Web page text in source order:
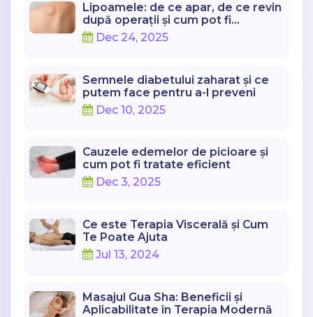
Lipoamele: de ce apar, de ce revin
după operații și cum pot fi
abordate corect
Dec 24, 2025
Semnele diabetului zaharat și ce
putem face pentru a-l preveni
Dec 10, 2025
Cauzele edemelor de picioare și
cum pot fi tratate eficient
Dec 3, 2025
Ce este Terapia Viscerală și Cum
Te Poate Ajuta
Jul 13, 2024
Masajul Gua Sha: Beneficii și
Aplicabilitate în Terapia Modernă